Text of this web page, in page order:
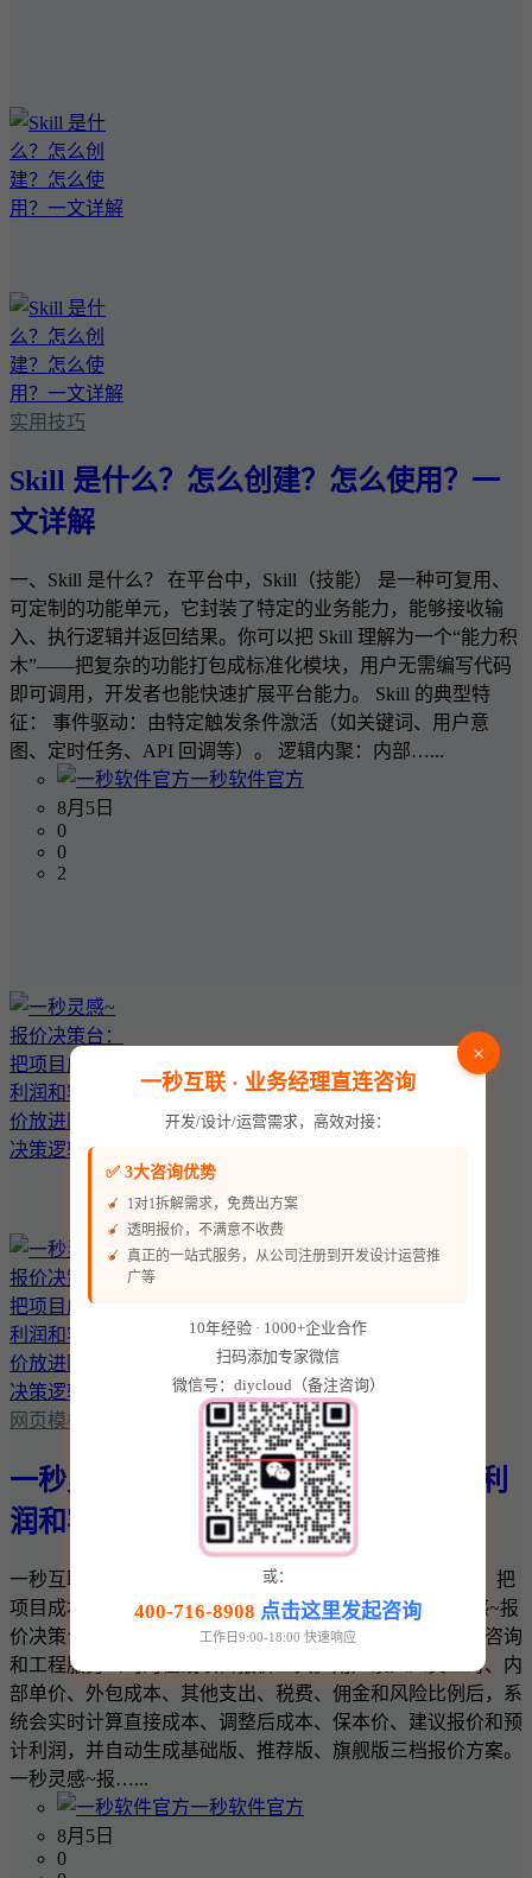
实用技巧
Skill 是什么？怎么创建？怎么使用？一
文详解
一、Skill 是什么？ 在平台中，Skill（技能） 是一种可复用、
可定制的功能单元，它封装了特定的业务能力，能够接收输
入、执行逻辑并返回结果。你可以把 Skill 理解为一个“能力积
木”——把复杂的功能打包成标准化模块，用户无需编写代码
即可调用，开发者也能快速扩展平台能力。 Skill 的典型特
征： 事件驱动：由特定触发条件激活（如关键词、用户意
图、定时任务、API 回调等）。 逻辑内聚：内部…...
一秒软件官方
8月5日
0
0
2
网页模板
一秒灵感~报价决策台：把项目成本、利
润和客户报价放进同一套决策逻辑
一秒互联 · 一秒灵感实用商业工具 一秒灵感~报价决策台：把
项目成本、利润和客户报价放进同一套决策逻辑 一秒灵感~报
价决策台是一款面向网站建设、软件开发、设计、广告、咨询
和工程服务公司的在线项目报价工具。用户录入人员工时、内
部单价、外包成本、其他支出、税费、佣金和风险比例后，系
统会实时计算直接成本、调整后成本、保本价、建议报价和预
计利润，并自动生成基础版、推荐版、旗舰版三档报价方案。
一秒灵感~报…...
一秒软件官方
8月5日
0
×
一秒互联 · 业务经理直连咨询
开发/设计/运营需求，高效对接：
✅ 3大咨询优势
1对1拆解需求，免费出方案
透明报价，不满意不收费
真正的一站式服务，从公司注册到开发设计运营推
广等
10年经验 · 1000+企业合作
扫码添加专家微信
微信号：diycloud（备注咨询）
或：
400-716-8908 点击这里发起咨询
工作日9:00-18:00 快速响应